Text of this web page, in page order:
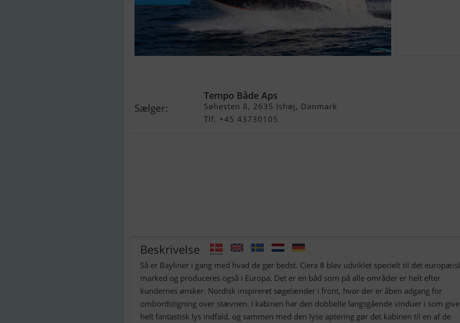
Sælger:
Tempo Både Aps
Søhesten 8, 2635 Ishøj, Danmark
Tlf. +45 43730105
Beskrivelse
Så er Bayliner i gang med hvad de gør bedst. Ciera 8 blev udviklet specielt til det
marked og produceres også i Europa. Det er en båd som på alle områder er helt efter
kundernes ønsker. Nordisk inspireret søgelænder i front, hvor der er åben adgang for
ombordstigning over stævnen. I kabinen har den dobbelte langsgående vinduer i som
helt fantastisk lys indfald, og sammen med den lyse aptering gør det kabinen til en af de